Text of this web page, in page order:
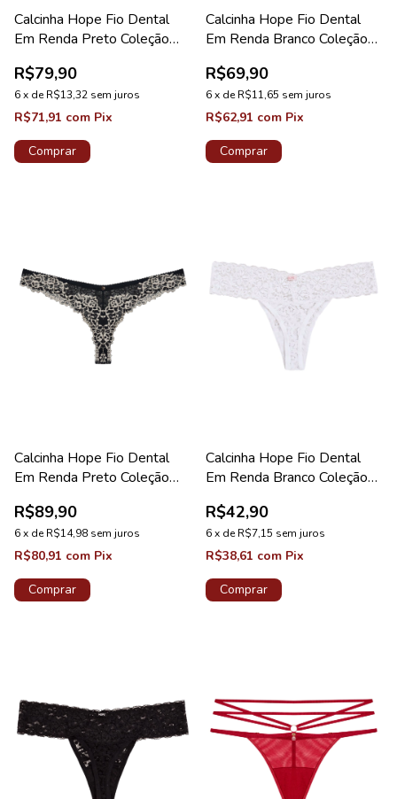
Calcinha Hope Fio Dental
Em Renda Preto Coleção
R$79,90
6x deR$13,32 sem juros
R$71,91 com Pix
Comprar
Calcinha Hope Fio Dental
Em Renda Branco Coleção
R$69,90
6x deR$11,65 sem juros
R$62,91 com Pix
Comprar
Calcinha Hope Fio Dental
Em Renda Preto Coleção
R$89,90
6x deR$14,98 sem juros
R$80,91 com Pix
Comprar
Calcinha Hope Fio Dental
Em Renda Branco Coleção
R$42,90
6x deR$7,15 sem juros
R$38,61 com Pix
Comprar